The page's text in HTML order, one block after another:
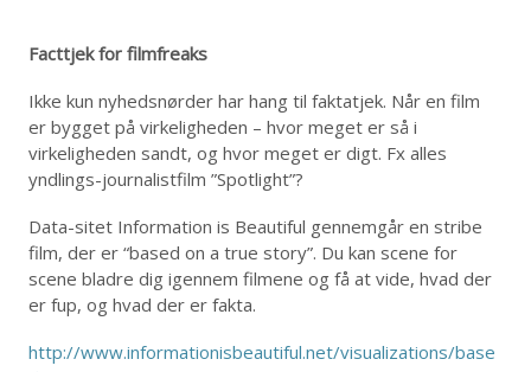
Facttjek for filmfreaks
Ikke kun nyhedsnørder har hang til faktatjek. Når en film
er bygget på virkeligheden – hvor meget er så i
virkeligheden sandt, og hvor meget er digt. Fx alles
yndlings-journalistfilm ”Spotlight”?
Data-sitet Information is Beautiful gennemgår en stribe
film, der er “based on a true story”. Du kan scene for
scene bladre dig igennem filmene og få at vide, hvad der
er fup, og hvad der er fakta.
http://www.informationisbeautiful.net/visualizations/base